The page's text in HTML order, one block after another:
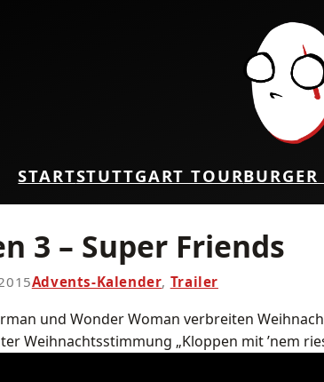
STARTSTUTTGART TOUR
3 – Super Friends
Advents-Kalender, Trailer
und Wonder Woman verbreiten
Weihnachtsstimmung „Kloppen mit ’nem